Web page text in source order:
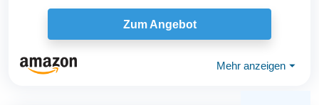
Zum Angebot
Mehr anzeigen ⏷